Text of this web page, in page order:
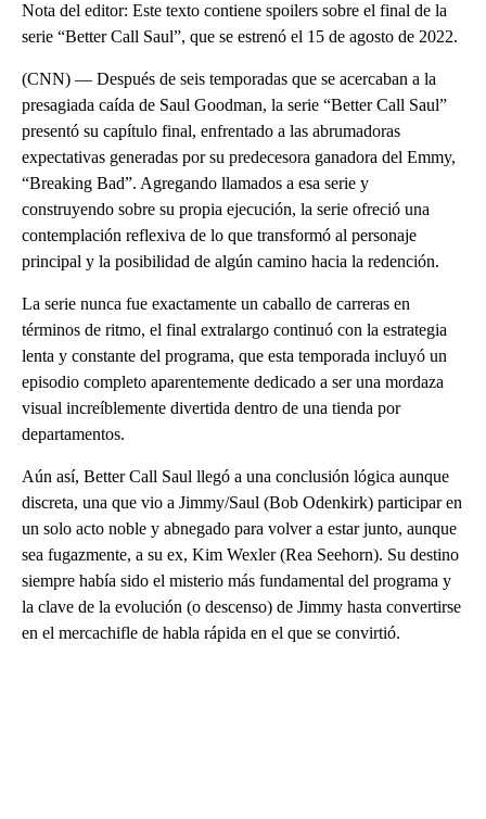
Nota del editor: Este texto contiene spoilers sobre el final de la
serie “Better Call Saul”, que se estrenó el 15 de agosto de 2022.
(CNN) — Después de seis temporadas que se acercaban a la
presagiada caída de Saul Goodman, la serie “Better Call Saul”
presentó su capítulo final, enfrentado a las abrumadoras
expectativas generadas por su predecesora ganadora del Emmy,
“Breaking Bad”. Agregando llamados a esa serie y
construyendo sobre su propia ejecución, la serie ofreció una
contemplación reflexiva de lo que transformó al personaje
principal y la posibilidad de algún camino hacia la redención.
La serie nunca fue exactamente un caballo de carreras en
términos de ritmo, el final extralargo continuó con la estrategia
lenta y constante del programa, que esta temporada incluyó un
episodio completo aparentemente dedicado a ser una mordaza
visual increíblemente divertida dentro de una tienda por
departamentos.
Aún así, Better Call Saul llegó a una conclusión lógica aunque
discreta, una que vio a Jimmy/Saul (Bob Odenkirk) participar en
un solo acto noble y abnegado para volver a estar junto, aunque
sea fugazmente, a su ex, Kim Wexler (Rea Seehorn). Su destino
siempre había sido el misterio más fundamental del programa y
la clave de la evolución (o descenso) de Jimmy hasta convertirse
en el mercachifle de habla rápida en el que se convirtió.